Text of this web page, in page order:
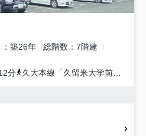
築26年 総階数
7階建
分 久大本線 「久留米大学前」駅 徒